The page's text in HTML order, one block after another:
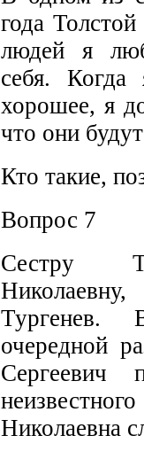
года
людей я
себя. Когда
хорошее, я
что они
Кто такие,
Вопрос 7
Сестру
очередной
Сергеевич
Николаевна